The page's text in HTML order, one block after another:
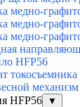
медно-
медно-
медно-
HFP56
HFP56
▼